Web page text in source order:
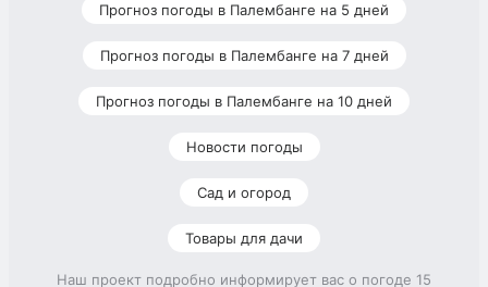
Прогноз погоды в Палембанге на 5 дней
Прогноз погоды в Палембанге на 7 дней
Прогноз погоды в Палембанге на 10 дней
Новости погоды
Сад и огород
Товары для дачи
Наш проект подробно информирует вас о погоде 15